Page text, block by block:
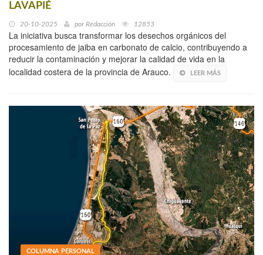
LAVAPIÉ
20-10-2025 por Redacción 12853
La iniciativa busca transformar los desechos orgánicos del
procesamiento de jaiba en carbonato de calcio, contribuyendo a
reducir la contaminación y mejorar la calidad de vida en la
localidad costera de la provincia de Arauco.
LEER MÁS
COLUMNA PERSONAL